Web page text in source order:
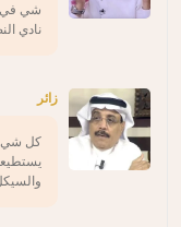
شي في
نادي
زائر
كل شي